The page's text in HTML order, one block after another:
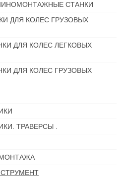
СТАНКИ
ДЛЯ КОЛЕС ГРУЗОВЫХ
ДЛЯ КОЛЕС ЛЕГКОВЫХ
ДЛЯ КОЛЕС ГРУЗОВЫХ
ТРАВЕРСЫ .